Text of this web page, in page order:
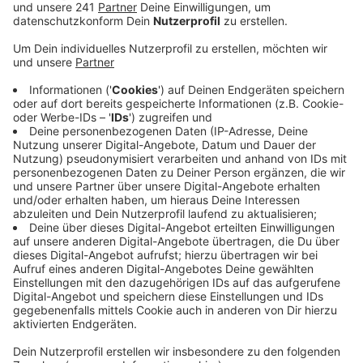
Veröffentlicht:Dienstag, 17.08.2021 06:22
Anzeige
Geimpfte sind vor einer Infektion gut und vor einem
schweren Verlauf sehr gut geschützt, so das
Gesundheitsamt. Es gebe vor allem zwei Gründe für
die steigenden Infektionszahlen unter Geimpften: die
inzwischen vorherrschende Delta-Variante ist deutlich
ansteckender und: bei einigen Geimpften ist die
Immunisierung schon länger her und die Wirkung lasse
langsam nach. Die Stadt will künftig noch mehr
Menschen mit einer Impfung erreichen und plant
Herdenimmunität zu erreichen, müssten etwa 85% der